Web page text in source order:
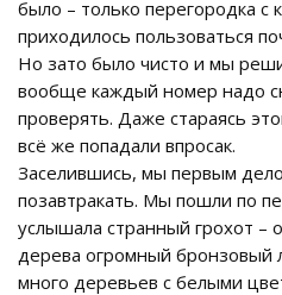
было – только перегородка с
приходилось пользоваться
Но зато было чисто и мы
вообще каждый номер надо
проверять. Даже стараясь
всё же попадали впросак.
Заселившись, мы первым
позавтракать. Мы пошли по
услышала странный грохот –
дерева огромный бронзовый
много деревьев с белыми